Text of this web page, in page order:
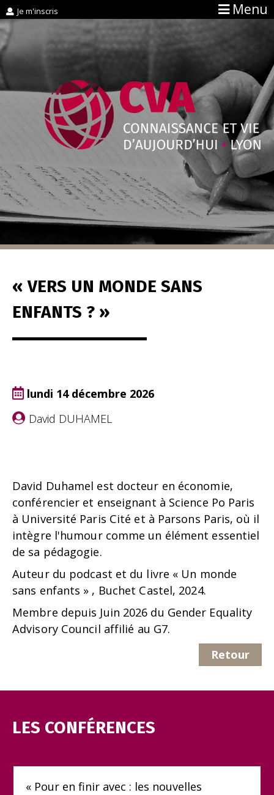
Je m'inscris Menu
« VERS UN MONDE SANS
ENFANTS ? »
lundi 14 décembre 2026
David DUHAMEL
David Duhamel est docteur en économie,
conférencier et enseignant à Science Po Paris
à Université Paris Cité et à Parsons Paris, où il
intègre l'humour comme un élément essentiel
de sa pédagogie.
Auteur du podcast et du livre « Un monde
sans enfants » , Buchet Castel, 2024.
Membre depuis Juin 2026 du Gender Equality
Advisory Council affilié au G7.
Retour
LES CONFÉRENCES
« Pour en finir avec : les nouvelles